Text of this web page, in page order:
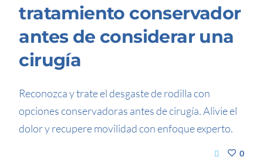
tratamiento conservador
antes de considerar una
cirugía
Reconozca y trate el desgaste de rodilla con
opciones conservadoras antes de cirugía. Alivie el
dolor y recupere movilidad con enfoque experto.
0